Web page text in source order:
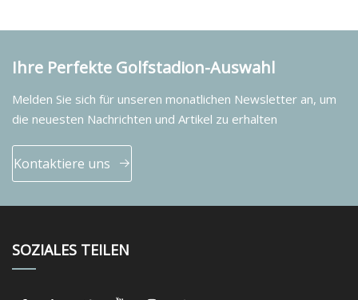
Ihre Perfekte Golfstadion-Auswahl
Melden Sie sich für unseren monatlichen Newsletter an, um
die neuesten Nachrichten und Artikel zu erhalten
Kontaktiere uns
SOZIALES TEILEN